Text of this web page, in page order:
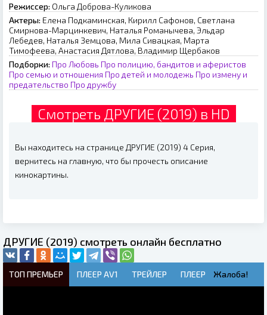
Режиссер: Ольга Доброва-Куликова
Актеры: Елена Подкаминская, Кирилл Сафонов, Светлана
Смирнова-Марцинкевич, Наталья Романычева, Эльдар
Лебедев, Наталья Земцова, Мила Сивацкая, Марта
Тимофеева, Анастасия Дятлова, Владимир Щербаков
Подборки: Про Любовь Про полицию, бандитов и аферистов
Про семью и отношения Про детей и молодежь Про измену и
предательство Про дружбу
Смотреть ДРУГИЕ (2019) в HD
Вы находитесь на странице ДРУГИЕ (2019) 4 Серия,
вернитесь на главную, что бы прочесть описание
кинокартины.
ДРУГИЕ (2019) смотреть онлайн бесплатно
ТОП ПРЕМЬЕР ПЛЕЕР AV1 ТРЕЙЛЕР ПЛЕЕР Жалоба!